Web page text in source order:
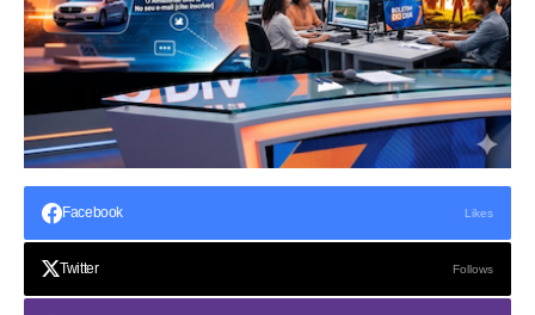
Facebook Likes
Twitter Follows